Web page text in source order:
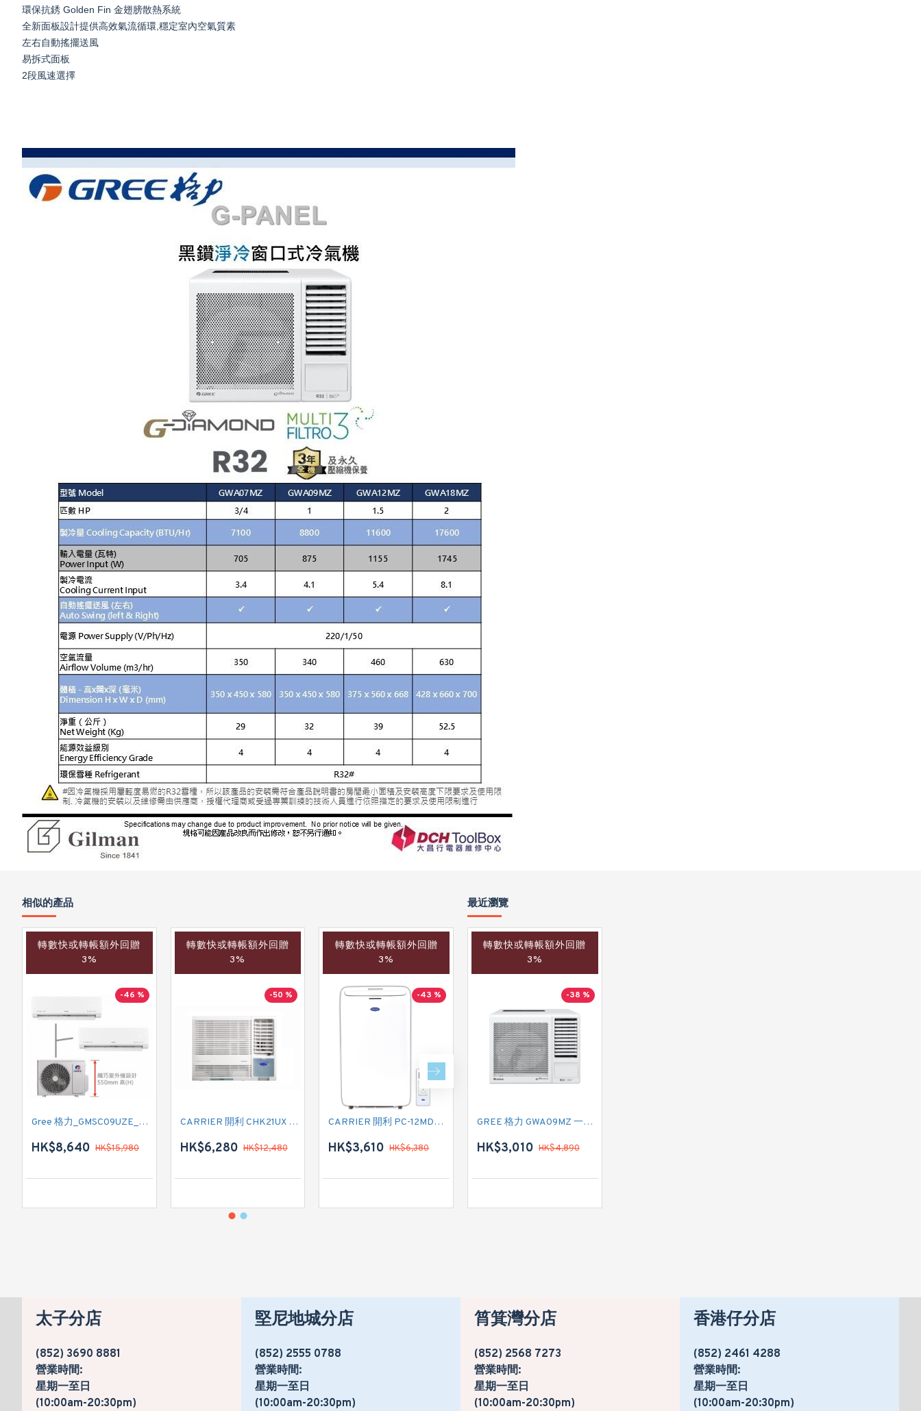
環保抗銹 Golden Fin 金翅膀散熱系統
全新面板設計提供高效氣流循環,穩定室內空氣質素
左右自動搖擺送風
易拆式面板
2段風速選擇
相似的產品
轉數快或轉帳額外回贈
3%
-46 %
Gree 格力_GMSC09UZE_GMSC12UZE_GMSC18UZC_R32 掛牆變頻式1拖2分體冷氣機 (淨冷型)
HK$8,640 HK$15,980
轉數快或轉帳額外回贈
3%
-50 %
CARRIER 開利 CHK21UX 二匹半 變頻淨冷窗口式冷氣機 (附遙控)
HK$6,280 HK$12,480
轉數快或轉帳額外回贈
3%
-43 %
CARRIER 開利 PC-12MDK 匹半 移動式冷氣機 (附遙控)
HK$3,610 HK$6,380
轉數快或轉帳額外回贈
3%
-40 %
CARRIER 開利 PC09MDK 一匹 移動式淨冷型冷氣機 (附遙控)
HK$2,880 HK$4,780
最近瀏覽
轉數快或轉帳額外回贈
3%
-38 %
GREE 格力 GWA09MZ 一匹 淨冷型窗口式冷氣機
HK$3,010 HK$4,890
太子分店
(852) 3690 8881
營業時間:
星期一至日
(10:00am-20:30pm)
堅尼地城分店
(852) 2555 0788
營業時間:
星期一至日
(10:00am-20:30pm)
筲箕灣分店
(852) 2568 7273
營業時間:
星期一至日
(10:00am-20:30pm)
香港仔分店
(852) 2461 4288
營業時間:
星期一至日
(10:00am-20:30pm)